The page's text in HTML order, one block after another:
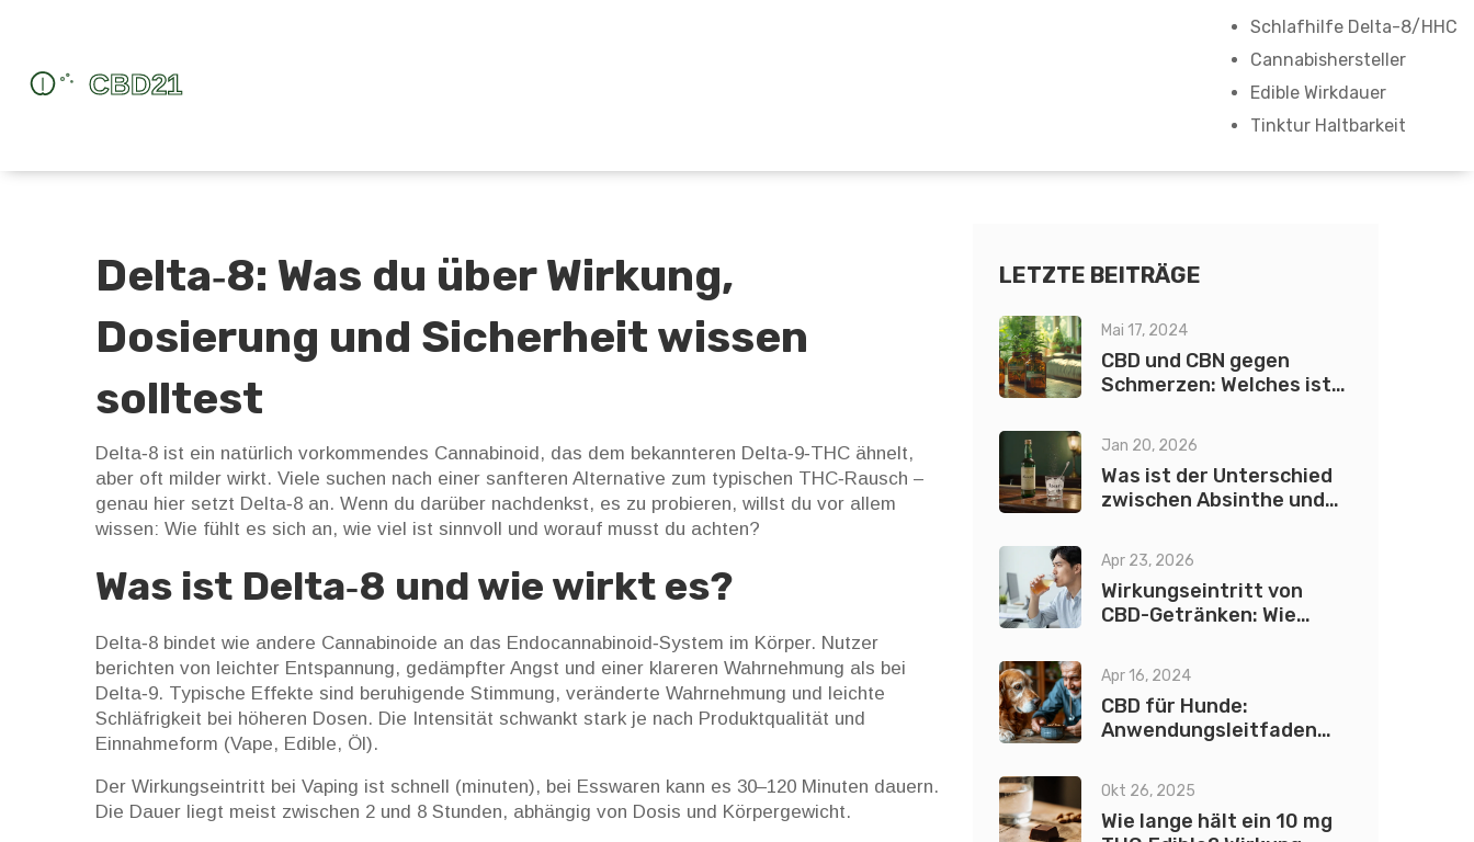
Schlafhilfe Delta-8/HHC
Cannabishersteller
Edible Wirkdauer
Tinktur Haltbarkeit
Delta‑8: Was du über Wirkung,
Dosierung und Sicherheit wissen
solltest
Delta‑8 ist ein natürlich vorkommendes Cannabinoid, das dem bekannteren Delta‑9‑THC ähnelt,
aber oft milder wirkt. Viele suchen nach einer sanfteren Alternative zum typischen THC‑Rausch –
genau hier setzt Delta‑8 an. Wenn du darüber nachdenkst, es zu probieren, willst du vor allem
wissen: Wie fühlt es sich an, wie viel ist sinnvoll und worauf musst du achten?
Was ist Delta‑8 und wie wirkt es?
Delta‑8 bindet wie andere Cannabinoide an das Endocannabinoid‑System im Körper. Nutzer
berichten von leichter Entspannung, gedämpfter Angst und einer klareren Wahrnehmung als bei
Delta‑9. Typische Effekte sind beruhigende Stimmung, veränderte Wahrnehmung und leichte
Schläfrigkeit bei höheren Dosen. Die Intensität schwankt stark je nach Produktqualität und
Einnahmeform (Vape, Edible, Öl).
Der Wirkungseintritt bei Vaping ist schnell (minuten), bei Esswaren kann es 30–120 Minuten dauern.
Die Dauer liegt meist zwischen 2 und 8 Stunden, abhängig von Dosis und Körpergewicht.
LETZTE BEITRÄGE
Mai 17, 2024
CBD und CBN gegen
Schmerzen: Welches ist
Jan 20, 2026
Was ist der Unterschied
zwischen Absinthe und
Apr 23, 2026
Wirkungseintritt von
CBD-Getränken: Wie
Drink?
Apr 16, 2024
CBD für Hunde:
Anwendungsleitfaden
Okt 26, 2025
Wie lange hält ein 10 mg